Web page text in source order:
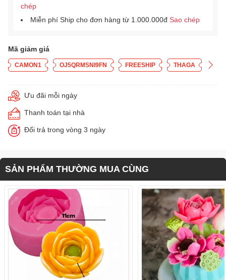
chép
Miễn phí Ship cho đơn hàng từ 1.000.000đ Sao chép
Mã giảm giá
CAMON1 OJ5QRMSNI9FN FREESHIP THAGA
Ưu đãi mỗi ngày
Thanh toán tại nhà
Đổi trả trong vòng 3 ngày
SẢN PHẨM THƯỜNG MUA CÙNG